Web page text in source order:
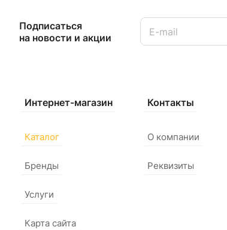
Подписаться
на новости и акции
Интернет-магазин
Каталог
Бренды
Услуги
Карта сайта
Контакты
О компании
Реквизиты